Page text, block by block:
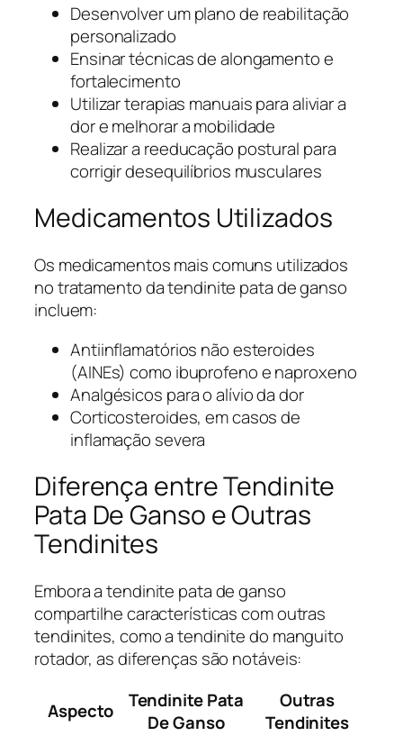
Desenvolver um plano de reabilitação
personalizado
Ensinar técnicas de alongamento e
fortalecimento
Utilizar terapias manuais para aliviar a
dor e melhorar a mobilidade
Realizar a reeducação postural para
corrigir desequilíbrios musculares
Medicamentos Utilizados
Os medicamentos mais comuns utilizados
no tratamento da tendinite pata de ganso
incluem:
Antiinflamatórios não esteroides
(AINEs) como ibuprofeno e naproxeno
Analgésicos para o alívio da dor
Corticosteroides, em casos de
inflamação severa
Diferença entre Tendinite
Pata De Ganso e Outras
Tendinites
Embora a tendinite pata de ganso
compartilhe características com outras
tendinites, como a tendinite do manguito
rotador, as diferenças são notáveis:
Aspecto
Tendinite Pata
De Ganso
Outras
Tendinites